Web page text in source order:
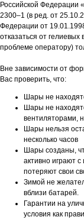
Российской
2300–1 (в ред. от
Федерации от
отказаться от
проблеме оператору)
Вне зависимости от
Вас проверить, что:
Шары не
Шары не
вентиляторами,
Шары нельзя
несколько часов
Шары созданы,
активно играют
потеряют свои
Зимой не
вблизи батарей.
Гарантии на
условия как